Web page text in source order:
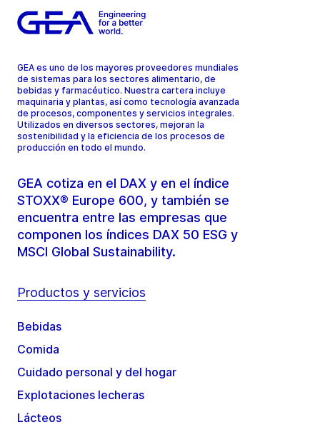
GEA es uno de los mayores proveedores mundiales
de sistemas para los sectores alimentario, de
bebidas y farmacéutico. Nuestra cartera incluye
maquinaria y plantas, así como tecnología avanzada
de procesos, componentes y servicios integrales.
Utilizados en diversos sectores, mejoran la
sostenibilidad y la eficiencia de los procesos de
producción en todo el mundo.
GEA cotiza en el DAX y en el índice
STOXX® Europe 600, y también se
encuentra entre las empresas que
componen los índices DAX 50 ESG y
MSCI Global Sustainability.
Productos y servicios
Bebidas
Comida
Cuidado personal y del hogar
Explotaciones lecheras
Lácteos